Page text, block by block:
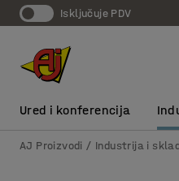
Isključuje PDV
Ured i konferencija
AJ Proizvodi Industrija i